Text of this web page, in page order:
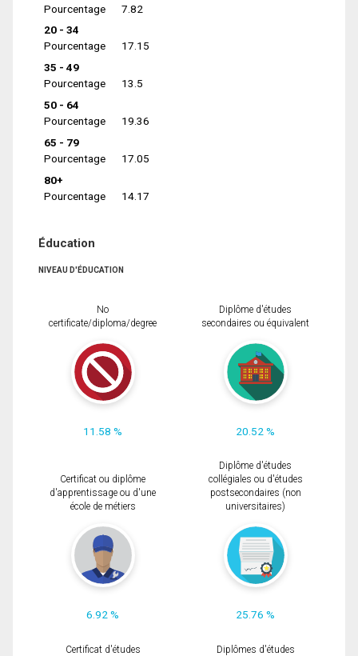
Pourcentage
7.82
20 - 34
Pourcentage
17.15
35 - 49
Pourcentage
13.5
50 - 64
Pourcentage
19.36
65 - 79
Pourcentage
17.05
80+
Pourcentage
14.17
Éducation
NIVEAU D'ÉDUCATION
No
certificate/diploma/degree
11.58 %
Diplôme d'études
secondaires ou équivalent
20.52 %
Certificat ou diplôme
d'apprentissage ou d'une
école de métiers
6.92 %
Diplôme d'études
collégiales ou d'études
postsecondaires (non
universitaires)
25.76 %
Certificat d'études
Diplômes d'études